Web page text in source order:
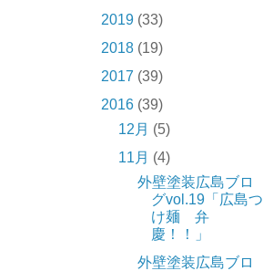
2019 (33)
2018 (19)
2017 (39)
2016 (39)
12月 (5)
11月 (4)
外壁塗装広島ブロ
グvol.19「広島つ
け麺 弁
慶！！」
外壁塗装広島ブロ